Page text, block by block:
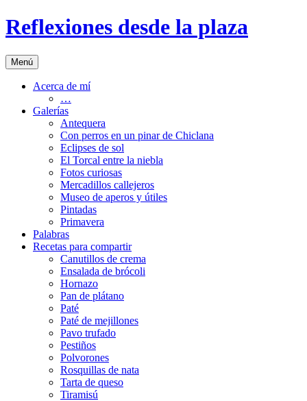
Saltar
al
Reflexiones desde la plaza
Menú
Acerca de mí
…
Galerías
Antequera
Con perros en un pinar de Chiclana
Eclipses de sol
El Torcal entre la niebla
Fotos curiosas
Mercadillos callejeros
Museo de aperos y útiles
Pintadas
Primavera
Palabras
Recetas para compartir
Canutillos de crema
Ensalada de brócoli
Hornazo
Pan de plátano
Paté
Paté de mejillones
Pavo trufado
Pestiños
Polvorones
Rosquillas de nata
Tarta de queso
Tiramisú